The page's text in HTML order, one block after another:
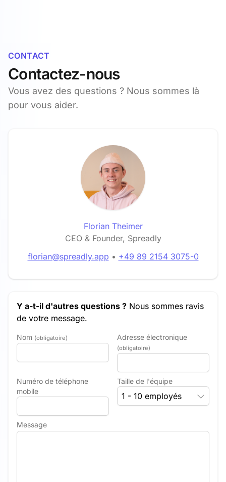
CONTACT
Contactez-nous
Vous avez des questions ? Nous sommes là
pour vous aider.
Florian Theimer
CEO & Founder, Spreadly
florian@spreadly.app • +49 89 2154 3075-0
Y a-t-il d'autres questions ? Nous sommes ravis
de votre message.
Nom (obligatoire) Adresse électronique
(obligatoire)
Numéro de téléphone
mobile
Taille de l'équipe
1 - 10 employés
Message